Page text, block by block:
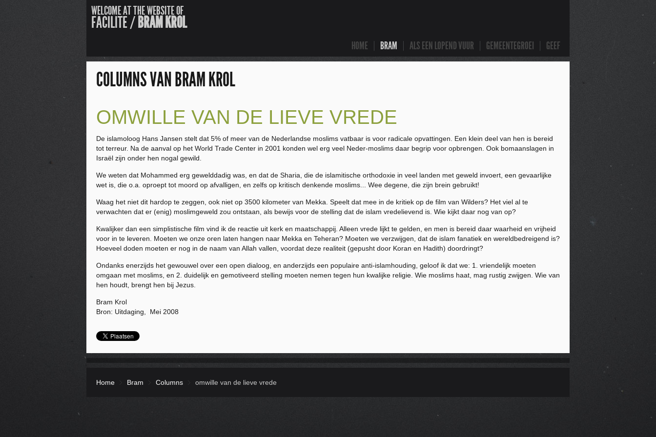
WELCOME AT THE WEBSITE OF
FACILITE / BRAM KROL
HOME BRAM ALS EEN LOPEND VUUR GEMEENTEGROEI GEEF
COLUMNS VAN BRAM KROL
OMWILLE VAN DE LIEVE VREDE
De islamoloog Hans Jansen stelt dat 5% of meer van de Nederlandse moslims vatbaar is voor radicale opvattingen. Een klein deel van hen is bereid
tot terreur. Na de aanval op het World Trade Center in 2001 konden wel erg veel Neder-moslims daar begrip voor opbrengen. Ook bomaanslagen in
Israël zijn onder hen nogal gewild.
We weten dat Mohammed erg gewelddadig was, en dat de Sharia, die de islamitische orthodoxie in veel landen met geweld invoert, een gevaarlijke
wet is, die o.a. oproept tot moord op afvalligen, en zelfs op kritisch denkende moslims... Wee degene, die zijn brein gebruikt!
Waag het niet dit hardop te zeggen, ook niet op 3500 kilometer van Mekka. Speelt dat mee in de kritiek op de film van Wilders? Het viel al te
verwachten dat er (enig) moslimgeweld zou ontstaan, als bewijs voor de stelling dat de islam vredelievend is. Wie kijkt daar nog van op?
Kwalijker dan een simplistische film vind ik de reactie uit kerk en maatschappij. Alleen vrede lijkt te gelden, en men is bereid daar waarheid en vrijheid
voor in te leveren. Moeten we onze oren laten hangen naar Mekka en Teheran? Moeten we verzwijgen, dat de islam fanatiek en wereldbedreigend is?
Hoeveel doden moeten er nog in de naam van Allah vallen, voordat deze realiteit (gepusht door Koran en Hadith) doordringt?
Ondanks enerzijds het gewouwel over een open dialoog, en anderzijds een populaire anti-islamhouding, geloof ik dat we: 1. vriendelijk moeten
omgaan met moslims, en 2. duidelijk en gemotiveerd stelling moeten nemen tegen hun kwalijke religie. Wie moslims haat, mag rustig zwijgen. Wie van
hen houdt, brengt hen bij Jezus.
Bram Krol
Bron: Uitdaging, Mei 2008
Home Bram Columns omwille van de lieve vrede